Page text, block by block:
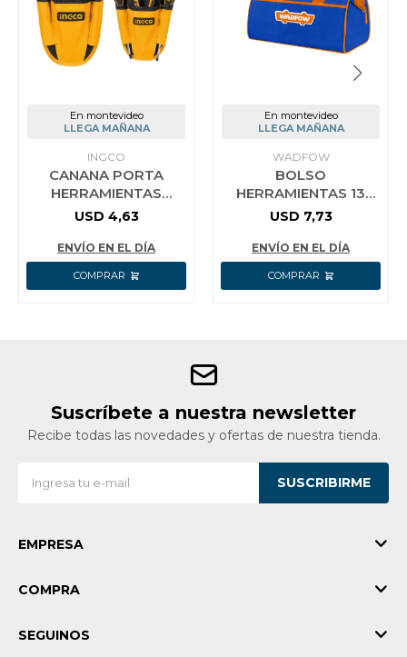
En montevideo
LLEGA MAÑANA
INGCO
CANANA PORTA
HERRAMIENTAS
INGCO HTBP04011
USD 4,63
ENVÍO EN EL DÍA
En montevideo
LLEGA MAÑANA
WADFOW
BOLSO
HERRAMIENTAS 13
PULG WADFOW
USD 7,73
ENVÍO EN EL DÍA
Suscríbete a nuestra newsletter
Recibe todas las novedades y ofertas de nuestra tienda.
SUSCRIBIRME
EMPRESA
COMPRA
SEGUINOS